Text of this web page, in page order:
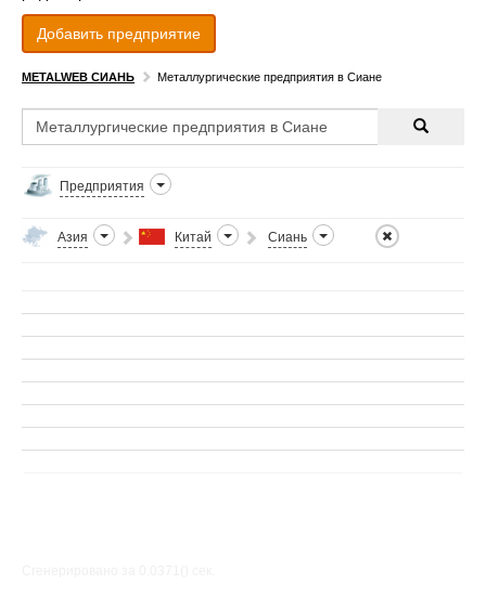
Добавить предприятие
METALWEB СИАНЬ Металлургические предприятия в Сиане
Предприятия
Азия Китай Сиань